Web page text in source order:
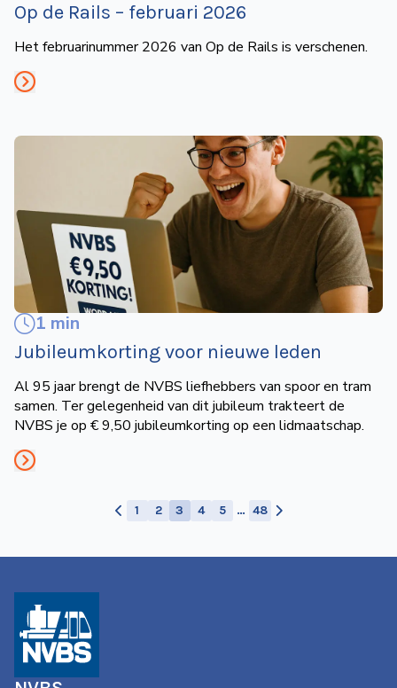
Op de Rails – februari 2026
Het februarinummer 2026 van Op de Rails is verschenen.
1 min
Jubileumkorting voor nieuwe leden
Al 95 jaar brengt de NVBS liefhebbers van spoor en tram
samen. Ter gelegenheid van dit jubileum trakteert de
NVBS je op € 9,50 jubileumkorting op een lidmaatschap.
1 2 3 4 5 … 48